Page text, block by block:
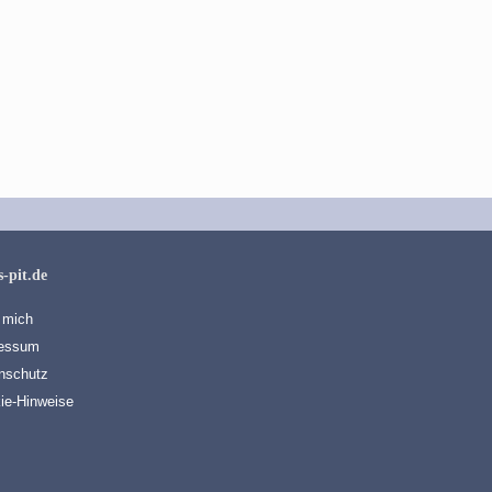
pit.de
Hinweise